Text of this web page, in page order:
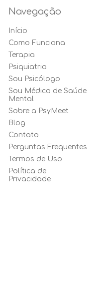
Navegação
Início
Como Funciona
Terapia
Psiquiatria
Sou Psicólogo
Sou Médico de Saúde
Mental
Sobre a PsyMeet
Blog
Contato
Perguntas Frequentes
Termos de Uso
Política de
Privacidade